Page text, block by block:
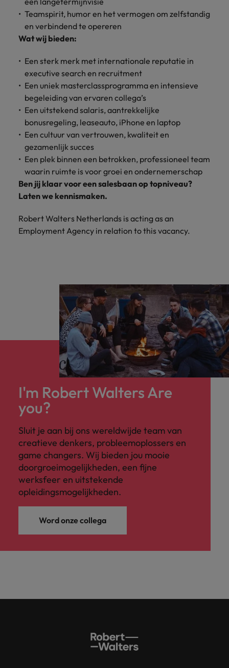
Teamspirit, humor en het vermogen om zelfstandig
en verbindend te opereren
Wat wij bieden:
Een sterk merk met internationale reputatie in
executive search en recruitment
Een uniek masterclassprogramma en intensieve
begeleiding van ervaren collega’s
Een uitstekend salaris, aantrekkelijke
bonusregeling, leaseauto, iPhone en laptop
Een cultuur van vertrouwen, kwaliteit en
gezamenlijk succes
Een plek binnen een betrokken, professioneel team
waarin ruimte is voor groei en ondernemerschap
Ben jij klaar voor een salesbaan op topniveau?
Laten we kennismaken.
Robert Walters Netherlands is acting as an
Employment Agency in relation to this vacancy.
I'm Robert Walters Are
you?
Sluit je aan bij ons wereldwijde team van
creatieve denkers, probleemoplossers en
game changers. Wij bieden jou mooie
doorgroeimogelijkheden, een fijne
werksfeer en uitstekende
opleidingsmogelijkheden.
Word onze collega